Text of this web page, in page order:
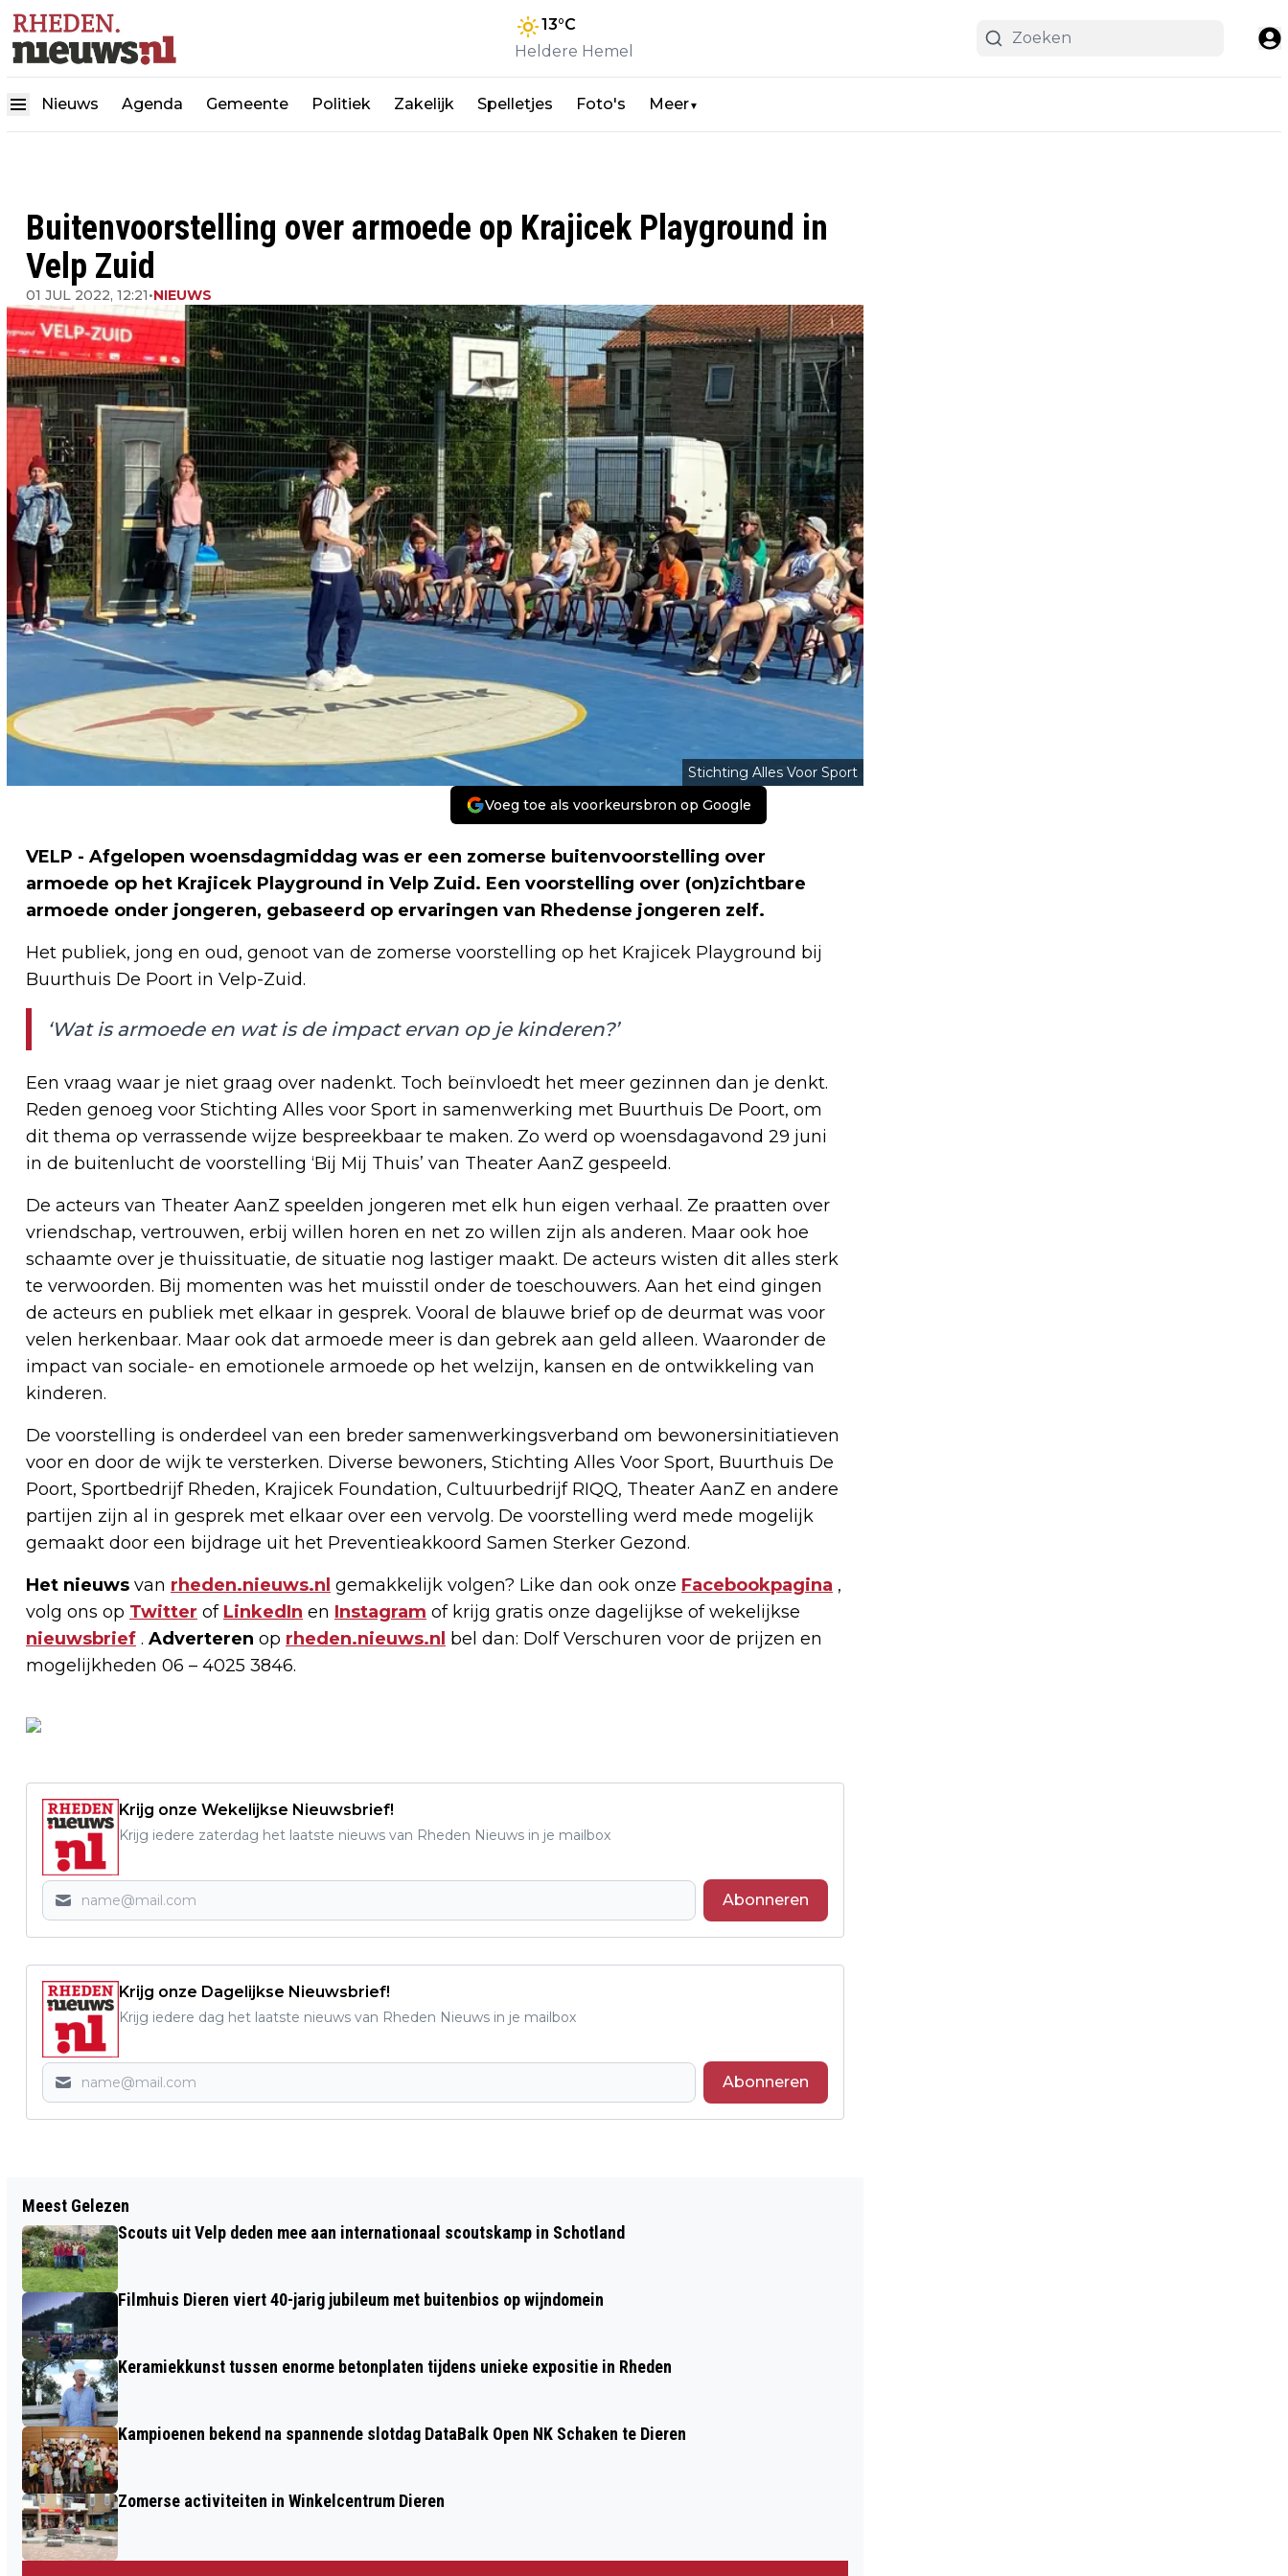
13°C
Heldere Hemel
Nieuws Agenda Gemeente Politiek Zakelijk Spelletjes Foto's Meer▼
Buitenvoorstelling over armoede op Krajicek Playground in
Velp Zuid
01 JUL 2022, 12:21•NIEUWS
Stichting Alles Voor Sport
Voeg toe als voorkeursbron op Google
VELP - Afgelopen woensdagmiddag was er een zomerse buitenvoorstelling over
armoede op het Krajicek Playground in Velp Zuid. Een voorstelling over (on)zichtbare
armoede onder jongeren, gebaseerd op ervaringen van Rhedense jongeren zelf.
Het publiek, jong en oud, genoot van de zomerse voorstelling op het Krajicek Playground bij
Buurthuis De Poort in Velp-Zuid.
‘Wat is armoede en wat is de impact ervan op je kinderen?’
Een vraag waar je niet graag over nadenkt. Toch beïnvloedt het meer gezinnen dan je denkt.
Reden genoeg voor Stichting Alles voor Sport in samenwerking met Buurthuis De Poort, om
dit thema op verrassende wijze bespreekbaar te maken. Zo werd op woensdagavond 29 juni
in de buitenlucht de voorstelling ‘Bij Mij Thuis’ van Theater AanZ gespeeld.
De acteurs van Theater AanZ speelden jongeren met elk hun eigen verhaal. Ze praatten over
vriendschap, vertrouwen, erbij willen horen en net zo willen zijn als anderen. Maar ook hoe
schaamte over je thuissituatie, de situatie nog lastiger maakt. De acteurs wisten dit alles sterk
te verwoorden. Bij momenten was het muisstil onder de toeschouwers. Aan het eind gingen
de acteurs en publiek met elkaar in gesprek. Vooral de blauwe brief op de deurmat was voor
velen herkenbaar. Maar ook dat armoede meer is dan gebrek aan geld alleen. Waaronder de
impact van sociale- en emotionele armoede op het welzijn, kansen en de ontwikkeling van
kinderen.
De voorstelling is onderdeel van een breder samenwerkingsverband om bewonersinitiatieven
voor en door de wijk te versterken. Diverse bewoners, Stichting Alles Voor Sport, Buurthuis De
Poort, Sportbedrijf Rheden, Krajicek Foundation, Cultuurbedrijf RIQQ, Theater AanZ en andere
partijen zijn al in gesprek met elkaar over een vervolg. De voorstelling werd mede mogelijk
gemaakt door een bijdrage uit het Preventieakkoord Samen Sterker Gezond.
Het nieuws van rheden.nieuws.nl gemakkelijk volgen? Like dan ook onze Facebookpagina ,
volg ons op Twitter of LinkedIn en Instagram of krijg gratis onze dagelijkse of wekelijkse
nieuwsbrief . Adverteren op rheden.nieuws.nl bel dan: Dolf Verschuren voor de prijzen en
mogelijkheden 06 – 4025 3846.
Krijg onze Wekelijkse Nieuwsbrief!
Krijg iedere zaterdag het laatste nieuws van Rheden Nieuws in je mailbox
Abonneren
Krijg onze Dagelijkse Nieuwsbrief!
Krijg iedere dag het laatste nieuws van Rheden Nieuws in je mailbox
Abonneren
DIEREN DOET MEE AAN IMKERIJDAGEN
DE LAAK ZUIDFLANK RHEDEN
Meest Gelezen
Scouts uit Velp deden mee aan internationaal scoutskamp in Schotland
Filmhuis Dieren viert 40-jarig jubileum met buitenbios op wijndomein
Keramiekkunst tussen enorme betonplaten tijdens unieke expositie in Rheden
Kampioenen bekend na spannende slotdag DataBalk Open NK Schaken te Dieren
Zomerse activiteiten in Winkelcentrum Dieren